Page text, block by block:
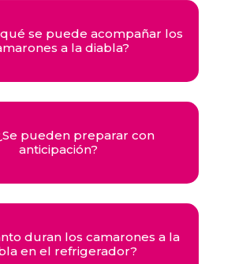
qué se puede acompañar los
a la diabla?
pueden preparar con
anticipación?
duran los camarones a la
en el refrigerador?